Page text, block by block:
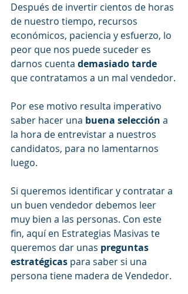
Después de invertir cientos de horas
de nuestro tiempo, recursos
económicos, paciencia y esfuerzo, lo
peor que nos puede suceder es
darnos cuenta demasiado tarde
que contratamos a un mal vendedor.
Por ese motivo resulta imperativo
saber hacer una buena selección a
la hora de entrevistar a nuestros
candidatos, para no lamentarnos
luego.
Si queremos identificar y contratar a
un buen vendedor debemos leer
muy bien a las personas. Con este
fin, aquí en Estrategias Masivas te
queremos dar unas preguntas
estratégicas para saber si una
persona tiene madera de Vendedor.